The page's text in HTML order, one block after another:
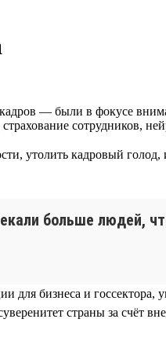
— были в фокусе
сотрудников,
утолить кадровый
больше людей,
для бизнеса и
страны за счёт